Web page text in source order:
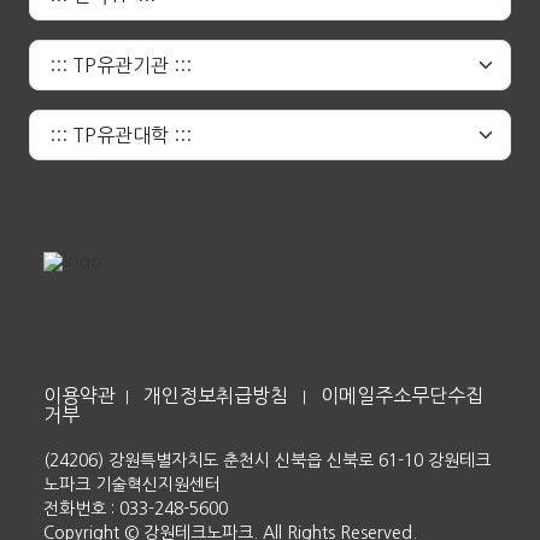
이용약관 개인정보취급방침
이메일주소무단수집
거부
(24206) 강원특별자치도 춘천시 신북읍 신북로 61-10 강원테크
노파크 기술혁신지원센터
전화번호 : 033-248-5600
Copyright © 강원테크노파크. All Rights Reserved.